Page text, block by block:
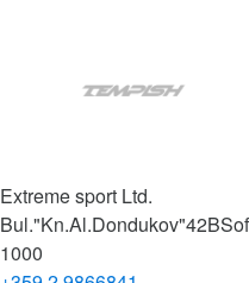
Extreme sport Ltd.
Bul."Kn.Al.Dondukov"42B
1000